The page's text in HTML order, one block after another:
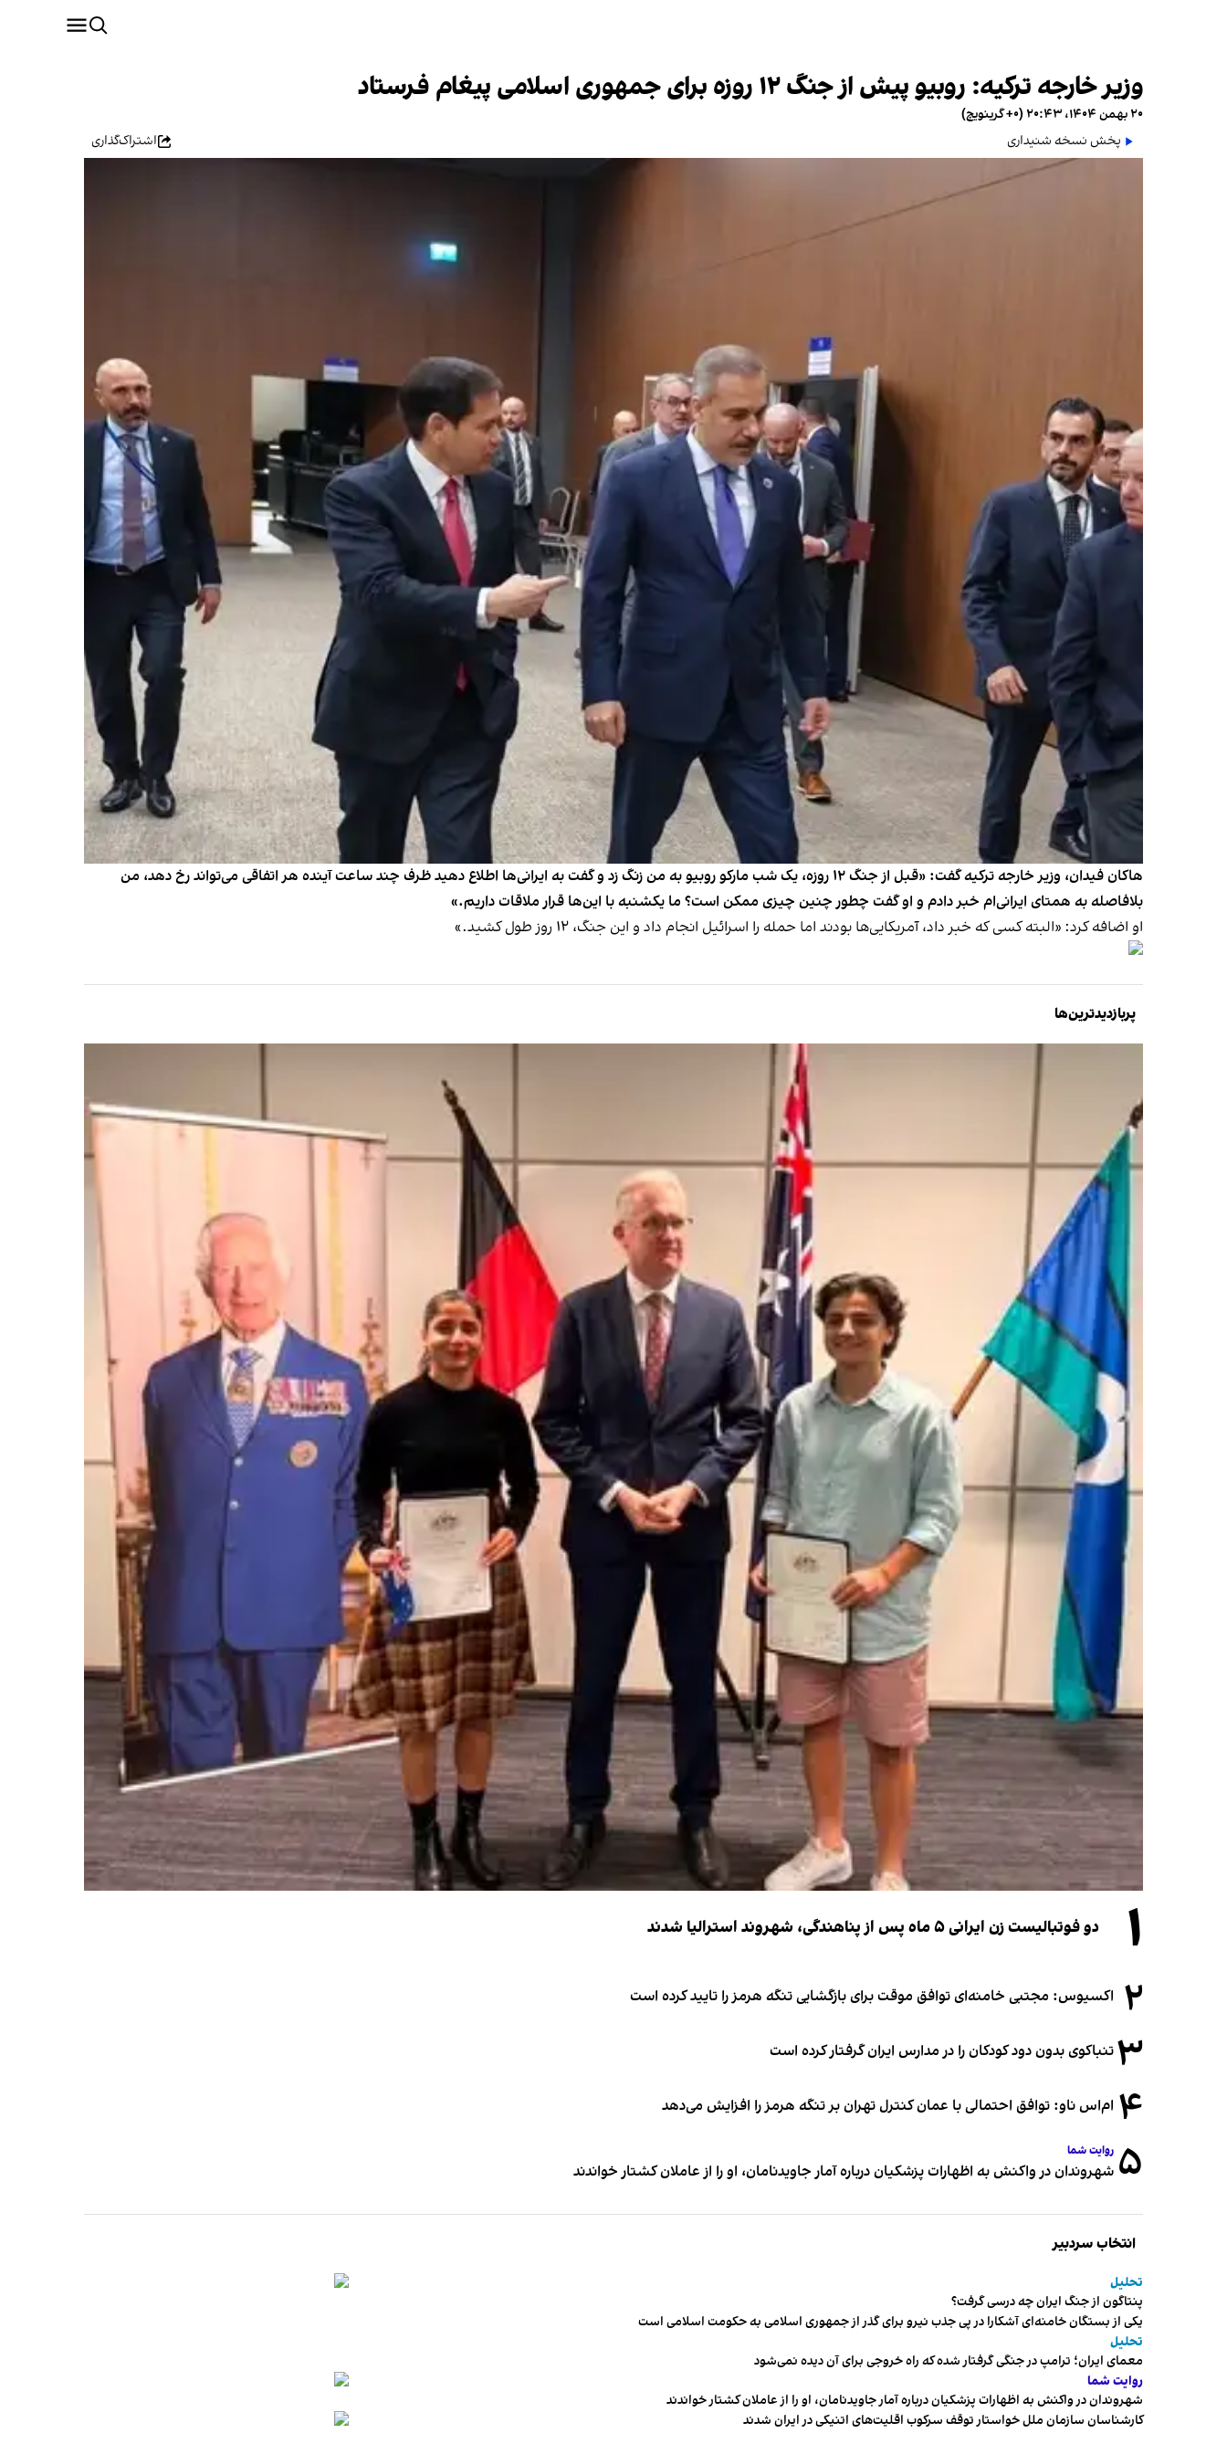
وزیر خارجه ترکیه: روبیو پیش از جنگ ۱۲ روزه برای جمهوری اسلامی پیغام فرستاد
۲۰ بهمن ۱۴۰۴، ۲۰:۴۳ (‎+۰ گرینویچ)
پخش نسخه شنیداری
اشتراک‌گذاری
هاکان فیدان، وزیر خارجه ترکیه گفت: «قبل از جنگ ۱۲ روزه، یک شب مارکو روبیو به من زنگ زد و گفت به ایرانی‌ها اطلاع دهید ظرف چند ساعت آینده هر اتفاقی می‌تواند رخ دهد، من
بلافاصله به همتای ایرانی‌ام خبر دادم و او گفت چطور چنین چیزی ممکن است؟ ما یکشنبه با این‌ها قرار ملاقات داریم.»
او اضافه کرد: «البته کسی که خبر داد، آمریکایی‌ها بودند اما حمله را اسرائیل انجام داد و این جنگ، ۱۲ روز طول کشید.»
پربازدیدترین‌ها
۱ دو فوتبالیست زن ایرانی ۵ ماه پس از پناهندگی، شهروند استرالیا شدند
۲ اکسیوس: مجتبی خامنه‌ای توافق موقت برای بازگشایی تنگه هرمز را تایید کرده است
۳تنباکوی بدون دود کودکان را در مدارس ایران گرفتار کرده است
۴ ام‌اس ناو: توافق احتمالی با عمان کنترل تهران بر تنگه هرمز را افزایش می‌دهد
۵ روایت شما
شهروندان در واکنش به اظهارات پزشکیان درباره آمار جاویدنامان، او را از عاملان کشتار خواندند
انتخاب سردبیر
تحلیل
پنتاگون از جنگ ایران چه درسی گرفت؟
یکی از بستگان خامنه‌ای آشکارا در پی جذب نیرو برای گذر از جمهوری اسلامی به حکومت اسلامی است
تحلیل
معمای ایران؛ ترامپ در جنگی گرفتار شده که راه خروجی برای آن دیده نمی‌شود
روایت شما
شهروندان در واکنش به اظهارات پزشکیان درباره آمار جاویدنامان، او را از عاملان کشتار خواندند
کارشناسان سازمان ملل خواستار توقف سرکوب اقلیت‌های اتنیکی در ایران شدند